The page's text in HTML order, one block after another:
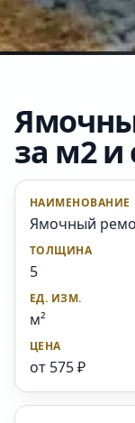
за м2 и
Ямочный
5
м²
от 575 ₽